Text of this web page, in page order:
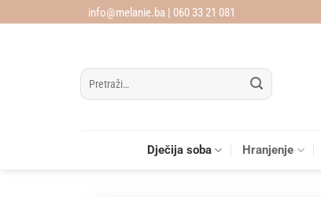
info@melanie.ba | 060 33 21 081
Pretraži:
Dječija soba Hranjenje